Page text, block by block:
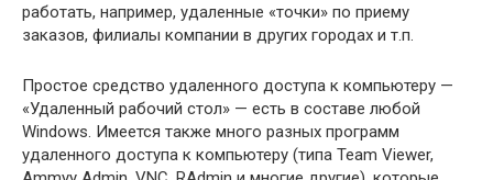
работать, например, удаленные «точки» по приему
заказов, филиалы компании в других городах и т.п.
Простое средство удаленного доступа к компьютеру —
«Удаленный рабочий стол» — есть в составе любой
Windows. Имеется также много разных программ
удаленного доступа к компьютеру (типа Team Viewer,